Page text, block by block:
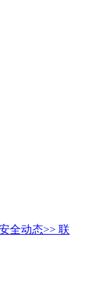
全动态>> 联